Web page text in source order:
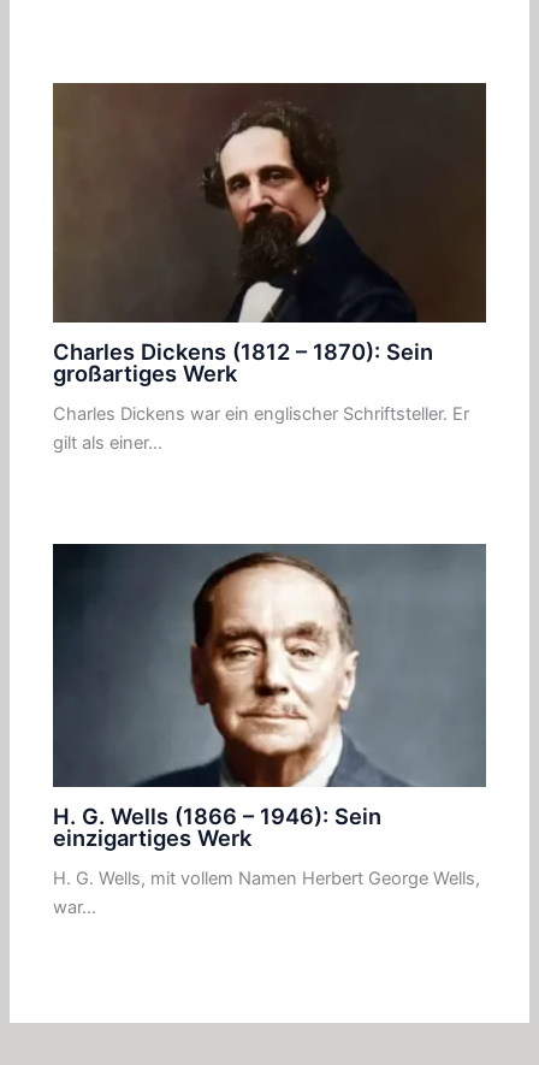
Charles Dickens (1812 – 1870): Sein
großartiges Werk
Charles Dickens war ein englischer Schriftsteller. Er
gilt als einer…
H. G. Wells (1866 – 1946): Sein
einzigartiges Werk
H. G. Wells, mit vollem Namen Herbert George Wells,
war…